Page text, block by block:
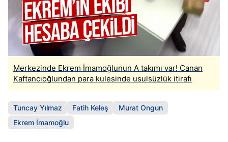
Merkezinde Ekrem İmamoğlunun A takımı var! Canan
Kaftancıoğlundan para kulesinde usulsüzlük itirafı
Tuncay Yılmaz Fatih Keleş
Murat Ongun
Ekrem İmamoğlu